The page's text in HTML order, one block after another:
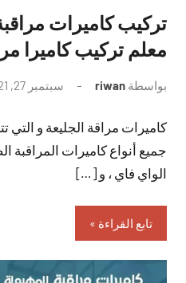
معلم تركيب كاميرا
بواسطة riwan سبتمبر 27, 2021
كاميرات مراقة الجليعة و التي
جميع أنواع كاميرات المراقبة
الواي فاي ، و […]
تابع القراءة